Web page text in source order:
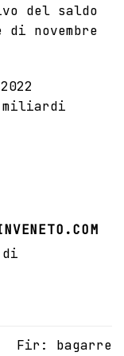
del saldo
novembre
miliardi
di
Fir: bagarre